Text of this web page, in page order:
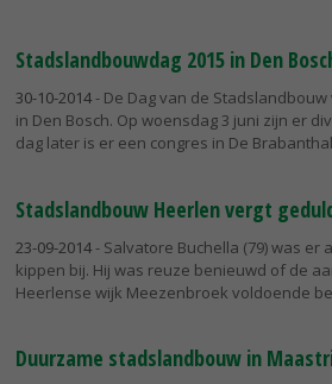
Stadslandbouwdag 2015 in Den
30-10-2014- De Dag van de
in Den Bosch. Op woensdag 3 juni zijn er
dag later is er een congres in De
Stadslandbouw Heerlen vergt
23-09-2014- Salvatore Buchella (79) was
kippen bij. Hij was reuze benieuwd of de
Heerlense wijk Meezenbroek voldoende
Duurzame stadslandbouw in